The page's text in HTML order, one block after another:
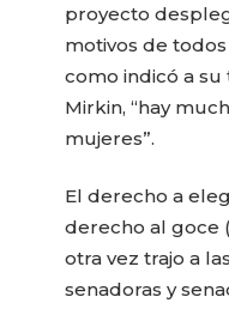
proyecto
motivos de
como indicó a
Mirkin, “hay
mujeres”.
El derecho a
derecho al goce
otra vez trajo a
senadoras y